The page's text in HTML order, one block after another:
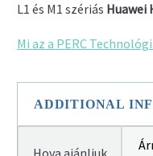
L1 és M1 szériás Huawei
Mi az a PERC
ADDITIONAL